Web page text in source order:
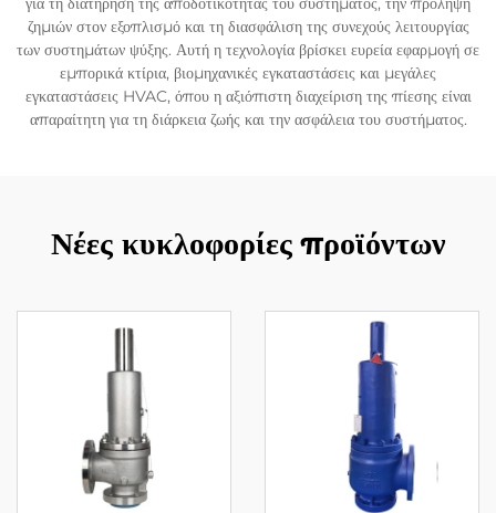
ζημιών στον εξοπλισμό και τη διασφάλιση της συνεχούς λειτουργίας
των συστημάτων ψύξης. Αυτή η τεχνολογία βρίσκει ευρεία εφαρμογή σε
εμπορικά κτίρια, βιομηχανικές εγκαταστάσεις και μεγάλες
εγκαταστάσεις HVAC, όπου η αξιόπιστη διαχείριση της πίεσης είναι
απαραίτητη για τη διάρκεια ζωής και την ασφάλεια του συστήματος.
Νέες κυκλοφορίες προϊόντων